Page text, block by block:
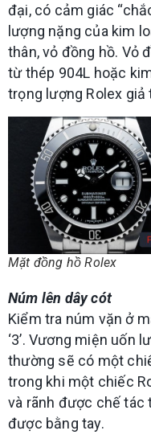
đại, có cảm giác
lượng nặng của kim
thân, vỏ đồng hồ. Vỏ
từ thép 904L hoặc
trọng lượng Rolex
Mặt đồng hồ Rolex
Núm lên dây cót
Kiểm tra núm vặn ở
‘3’. Vương miện uốn
thường sẽ có một
trong khi một chiếc
và rãnh được chế tác
được bằng tay.